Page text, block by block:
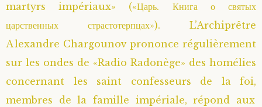
martyrs impériaux» («Царь. Книга о святых
царственных страстотерпцах»). L’Archiprêtre
Alexandre Chargounov prononce régulièrement
sur les ondes de «Radio Radonège» des homélies
concernant les saint confesseurs de la foi,
membres de la famille impériale, répond aux